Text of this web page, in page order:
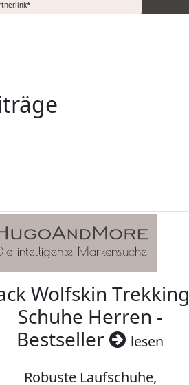
Wolfskin Trekking
Schuhe Herren -
Bestseller
lesen
Robuste Laufschuhe,